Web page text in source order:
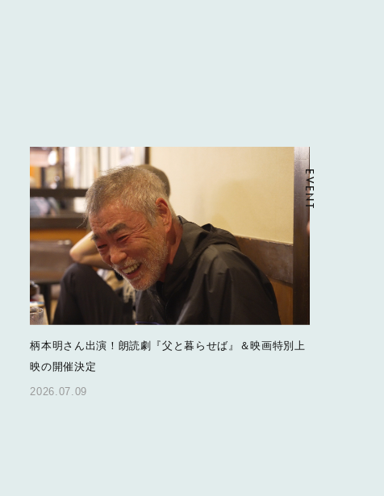
柄本明さん出演！朗読劇『父と暮らせば』＆映画特別上
映の開催決定
2026.07.09
EVENT